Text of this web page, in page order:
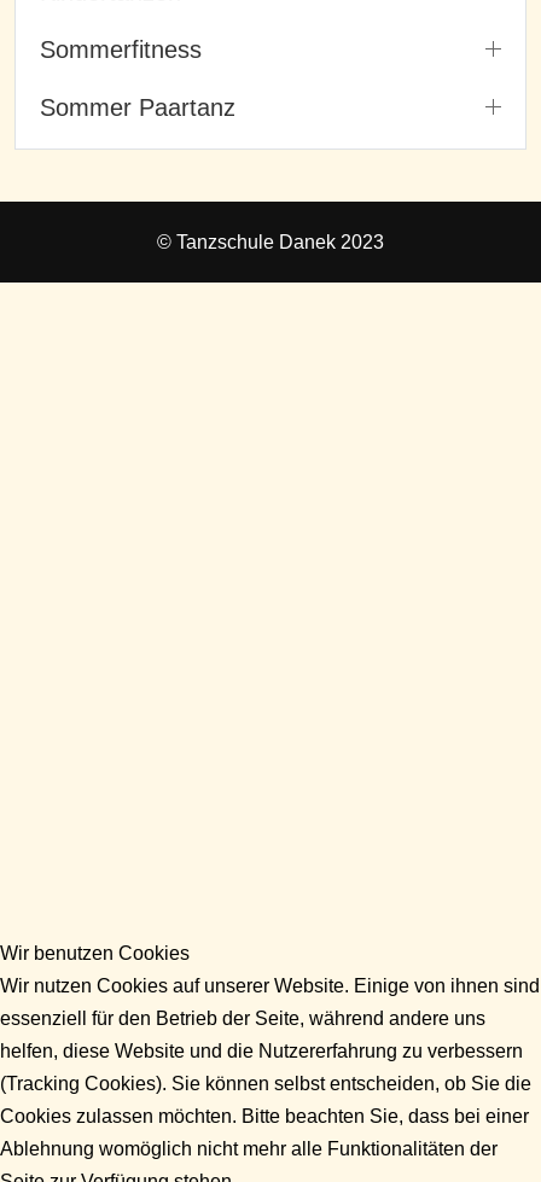
Sommerfitness
Sommer Paartanz
© Tanzschule Danek 2023
Wir benutzen Cookies
Wir nutzen Cookies auf unserer Website. Einige von ihnen sind
essenziell für den Betrieb der Seite, während andere uns
helfen, diese Website und die Nutzererfahrung zu verbessern
(Tracking Cookies). Sie können selbst entscheiden, ob Sie die
Cookies zulassen möchten. Bitte beachten Sie, dass bei einer
Ablehnung womöglich nicht mehr alle Funktionalitäten der